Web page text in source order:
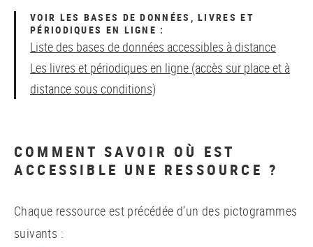
VOIR LES BASES DE DONNÉES, LIVRES ET
PÉRIODIQUES EN LIGNE :
Liste des bases de données accessibles à distance
Les livres et périodiques en ligne (accès sur place et à
distance sous conditions)
COMMENT SAVOIR OÙ EST
ACCESSIBLE UNE RESSOURCE ?
Chaque ressource est précédée d’un des pictogrammes
suivants :